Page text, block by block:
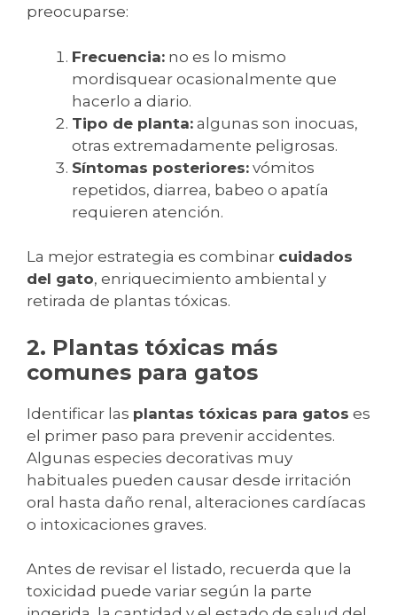
preocuparse:
Frecuencia: no es lo mismo
mordisquear ocasionalmente que
hacerlo a diario.
Tipo de planta: algunas son inocuas,
otras extremadamente peligrosas.
Síntomas posteriores: vómitos
repetidos, diarrea, babeo o apatía
requieren atención.
La mejor estrategia es combinar cuidados
del gato, enriquecimiento ambiental y
retirada de plantas tóxicas.
2. Plantas tóxicas más
comunes para gatos
Identificar las plantas tóxicas para gatos es
el primer paso para prevenir accidentes.
Algunas especies decorativas muy
habituales pueden causar desde irritación
oral hasta daño renal, alteraciones cardíacas
o intoxicaciones graves.
Antes de revisar el listado, recuerda que la
toxicidad puede variar según la parte